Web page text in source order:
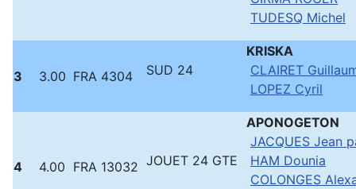
TUDESQ Michel
3 3.00 FRA 4304 SUD 24
KRISKA
CLAIRET
LOPEZ Cyril
4 4.00 FRA 13032 JOUET 24 GTE
APONOGETON
JACQUES Jean
HAM Dounia
COLONGES